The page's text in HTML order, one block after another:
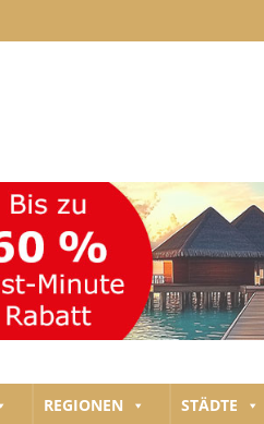
REGIONEN STÄDTE